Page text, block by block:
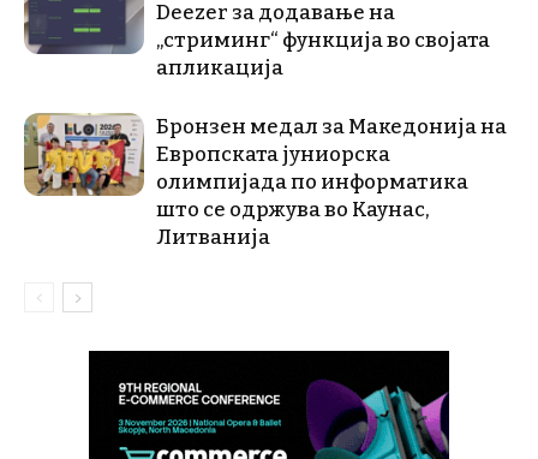
Deezer за додавање на
„стриминг“ функција во својата
апликација
Бронзен медал за Македонија на
Европската јуниорска
олимпијада по информатика
што се одржува во Каунас,
Литванија